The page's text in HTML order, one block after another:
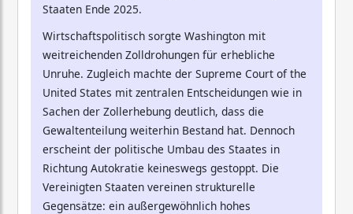
Staaten Ende 2025.
Wirtschaftspolitisch sorgte Washington mit
weitreichenden Zolldrohungen für erhebliche
Unruhe. Zugleich machte der Supreme Court of the
United States mit zentralen Entscheidungen wie in
Sachen der Zollerhebung deutlich, dass die
Gewaltenteilung weiterhin Bestand hat. Dennoch
erscheint der politische Umbau des Staates in
Richtung Autokratie keineswegs gestoppt. Die
Vereinigten Staaten vereinen strukturelle
Gegensätze: ein außergewöhnlich hohes